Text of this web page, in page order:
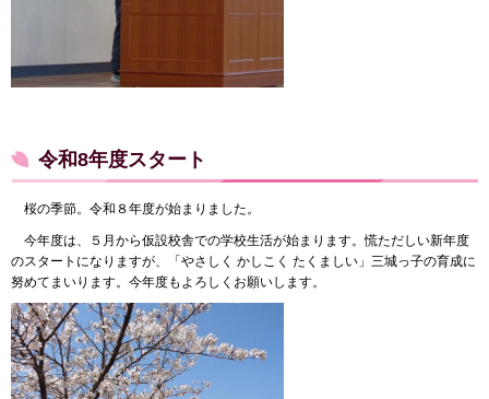
令和8年度スタート
桜の季節。令和８年度が始まりました。
今年度は、５月から仮設校舎での学校生活が始まります。慌ただしい新年度
のスタートになりますが、「やさしく かしこく たくましい」三城っ子の育成に
努めてまいります。今年度もよろしくお願いします。